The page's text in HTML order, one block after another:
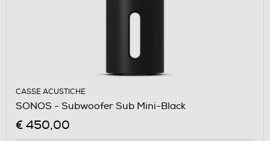
CASSE ACUSTICHE
SONOS - Subwoofer Sub Mini-Black
€ 450,00